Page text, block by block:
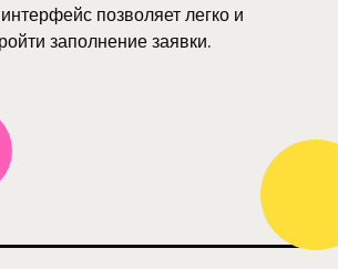
позволяет легко и
заполнение заявки.